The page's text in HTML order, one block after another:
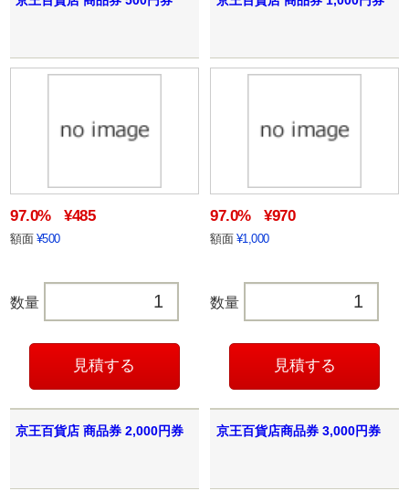
97.0% ¥485
額面 ¥500
数量
97.0% ¥970
額面 ¥1,000
数量
京王百貨店 商品券 2,000円券 京王百貨店商品券 3,000円券